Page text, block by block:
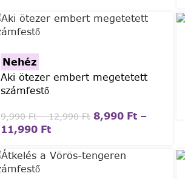
Nehéz
Aki ötezer embert megetetett
számfestő
9,990Ft – 12,990Ft 8,990 Ft –
11,990 Ft